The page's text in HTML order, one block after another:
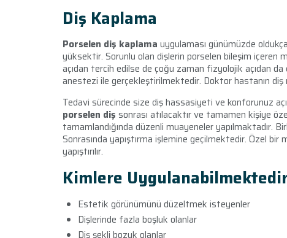
Diş Kaplama
Porselen diş kaplama uygulaması günümüzde
yüksektir. Sorunlu olan dişlerin porselen bileşim
açıdan tercih edilse de çoğu zaman fizyolojik açıdan
anestezi ile gerçekleştirilmektedir. Doktor hastanın diş
Tedavi sürecinde size diş hassasiyeti ve konforunuz
porselen diş sonrası atılacaktır ve tamamen kişiye
tamamlandığında düzenli muayeneler
Sonrasında yapıştırma işlemine geçilmektedir. Özel bir
yapıştırılır.
Kimlere
Estetik görünümünü düzeltmek isteyenler
Dişlerinde fazla boşluk olanlar
Diş şekli bozuk olanlar